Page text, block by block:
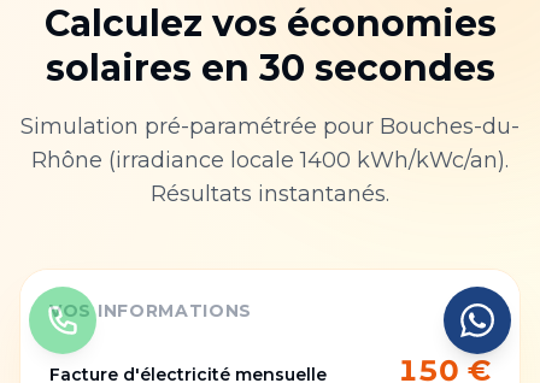
Calculez vos économies
solaires en 30 secondes
Simulation pré-paramétrée pour Bouches-du-
Rhône (irradiance locale1400 kWh/kWc/an).
Résultats instantanés.
VOS INFORMATIONS
Facture d'électricité mensuelle 150 €